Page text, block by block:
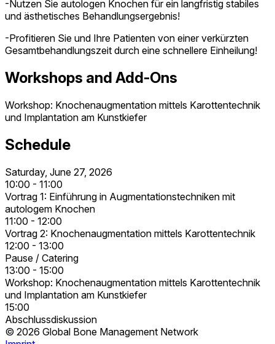
-Nutzen Sie autologen Knochen für ein langfristig stabiles
und ästhetisches Behandlungsergebnis!
-Profitieren Sie und Ihre Patienten von einer verkürzten
Gesamtbehandlungszeit durch eine schnellere Einheilung!
Workshops and Add-Ons
Workshop: Knochenaugmentation mittels Karottentechnik
und Implantation am Kunstkiefer
Schedule
Saturday, June 27, 2026
10:00 - 11:00
Vortrag 1: Einführung in Augmentationstechniken mit
autologem Knochen
11:00 - 12:00
Vortrag 2: Knochenaugmentation mittels Karottentechnik
12:00 - 13:00
Pause / Catering
13:00 - 15:00
Workshop: Knochenaugmentation mittels Karottentechnik
und Implantation am Kunstkiefer
15:00
Abschlussdiskussion
© 2026 Global Bone Management Network